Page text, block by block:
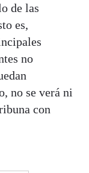
de las
es,
no
no se verá ni
con